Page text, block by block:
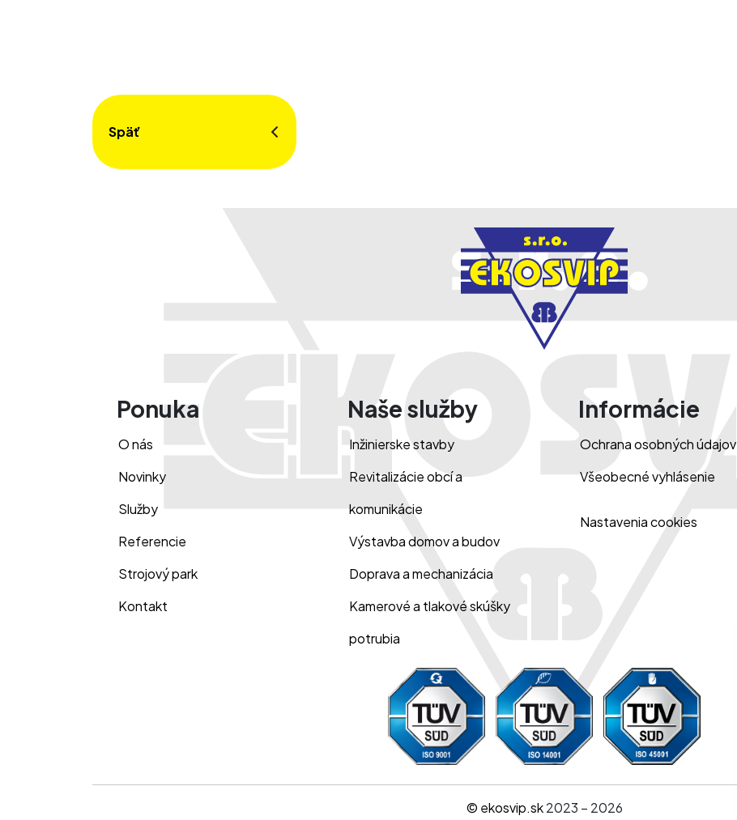
Späť
Ponuka
O nás
Novinky
Služby
Referencie
Strojový park
Kontakt
Naše služby
Inžinierske stavby
Revitalizácie obcí a
komunikácie
Výstavba domov a budov
Doprava a mechanizácia
Kamerové a tlakové skúšky
potrubia
Informácie
Ochrana osobných údajov
Všeobecné vyhlásenie
Nastavenia cookies
© ekosvip.sk2023 – 2026